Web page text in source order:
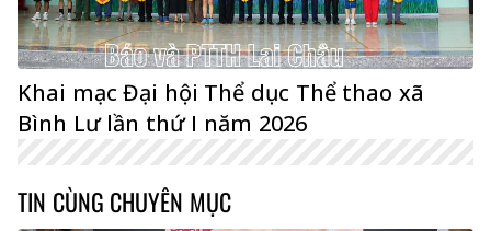
Khai mạc Đại hội Thể dục Thể thao xã
Bình Lư lần thứ I năm 2026
TIN CÙNG CHUYÊN MỤC